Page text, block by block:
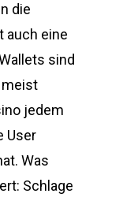
die
auch eine
sind
meist
jedem
User
Was
Schlage